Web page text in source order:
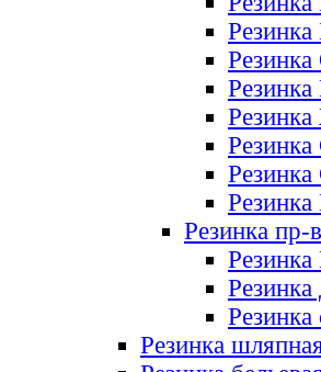
Резинка пр-
Резинка
Резинка